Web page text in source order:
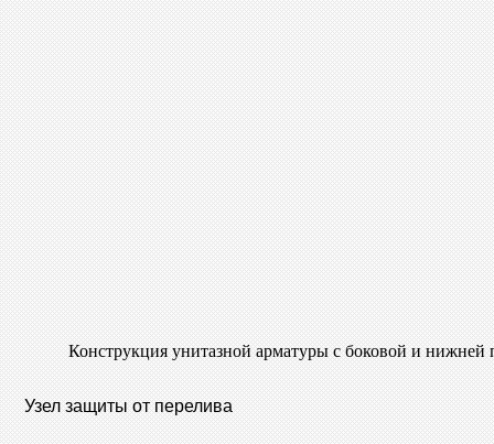
Конструкция унитазной арматуры с боковой и нижней
Узел защиты от перелива